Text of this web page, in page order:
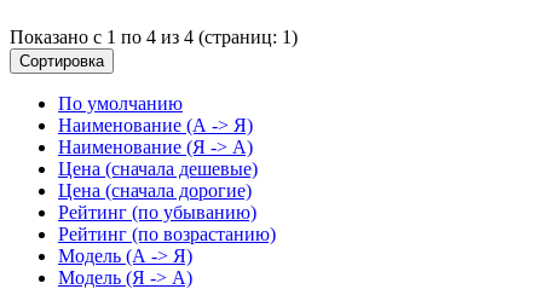
Показано с 1 по 4 из 4 (страниц: 1)
Сортировка
По умолчанию
Наименование (А -> Я)
Наименование (Я -> А)
Цена (сначала дешевые)
Цена (сначала дорогие)
Рейтинг (по убыванию)
Рейтинг (по возрастанию)
Модель (А -> Я)
Модель (Я -> А)